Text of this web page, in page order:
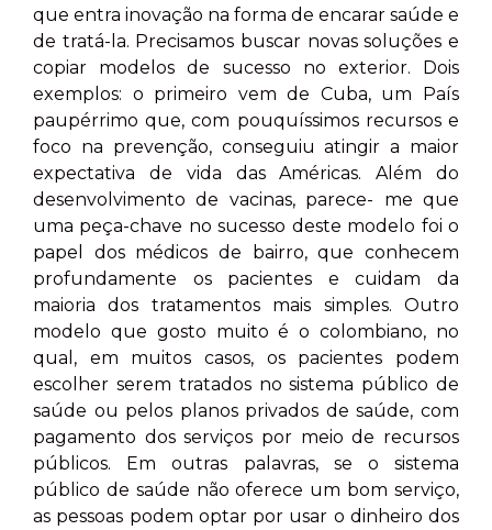
que entra inovação na forma de encarar saúde e
de tratá-la. Precisamos buscar novas soluções e
copiar modelos de sucesso no exterior. Dois
exemplos: o primeiro vem de Cuba, um País
paupérrimo que, com pouquíssimos recursos e
foco na prevenção, conseguiu atingir a maior
expectativa de vida das Américas. Além do
desenvolvimento de vacinas, parece- me que
uma peça-chave no sucesso deste modelo foi o
papel dos médicos de bairro, que conhecem
profundamente os pacientes e cuidam da
maioria dos tratamentos mais simples. Outro
modelo que gosto muito é o colombiano, no
qual, em muitos casos, os pacientes podem
escolher serem tratados no sistema público de
saúde ou pelos planos privados de saúde, com
pagamento dos serviços por meio de recursos
públicos. Em outras palavras, se o sistema
público de saúde não oferece um bom serviço,
as pessoas podem optar por usar o dinheiro dos